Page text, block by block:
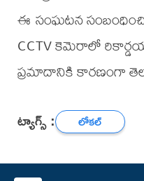
ఈ సంఘటన
CCTV కెమెరాలో
ప్రమాదానికి కారణంగా
ట్యాగ్స్ : లోకల్